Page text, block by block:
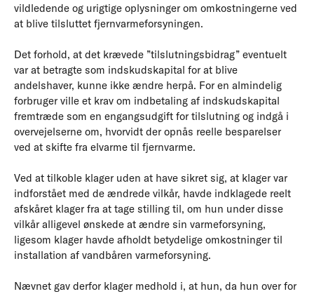
vildledende og urigtige oplysninger om omkostningerne ved
at blive tilsluttet fjernvarmeforsyningen.
Det forhold, at det krævede ”tilslutningsbidrag” eventuelt
var at betragte som indskudskapital for at blive
andelshaver, kunne ikke ændre herpå. For en almindelig
forbruger ville et krav om indbetaling af indskudskapital
fremtræde som en engangsudgift for tilslutning og indgå i
overvejelserne om, hvorvidt der opnås reelle besparelser
ved at skifte fra elvarme til fjernvarme.
Ved at tilkoble klager uden at have sikret sig, at klager var
indforstået med de ændrede vilkår, havde indklagede reelt
afskåret klager fra at tage stilling til, om hun under disse
vilkår alligevel ønskede at ændre sin varmeforsyning,
ligesom klager havde afholdt betydelige omkostninger til
installation af vandbåren varmeforsyning.
Nævnet gav derfor klager medhold i, at hun, da hun over for